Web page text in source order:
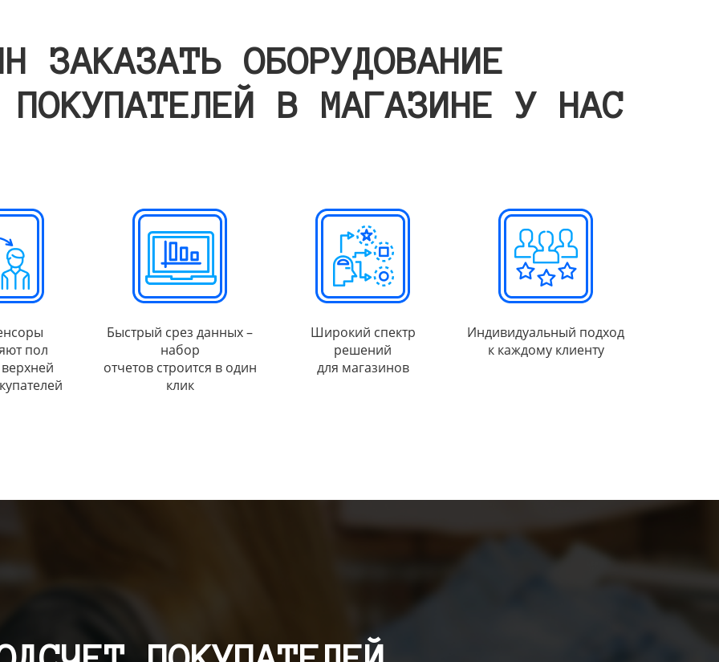
ЗАКАЗАТЬ ОБОРУДОВАНИЕ
ПОКУПАТЕЛЕЙ В МАГАЗИНЕ У НАС
пол
Быстрый срез данных –
набор
отчетов строится в один
клик
Широкий спектр
решений
для магазинов
Индивидуальный подход
к каждому клиенту